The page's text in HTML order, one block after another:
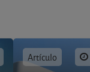
Artículo